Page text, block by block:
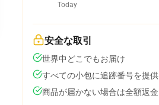
Today
安全な取引
世界中どこでもお届け
すべての小包に追跡番号を提供
商品が届かない場合は全額返金